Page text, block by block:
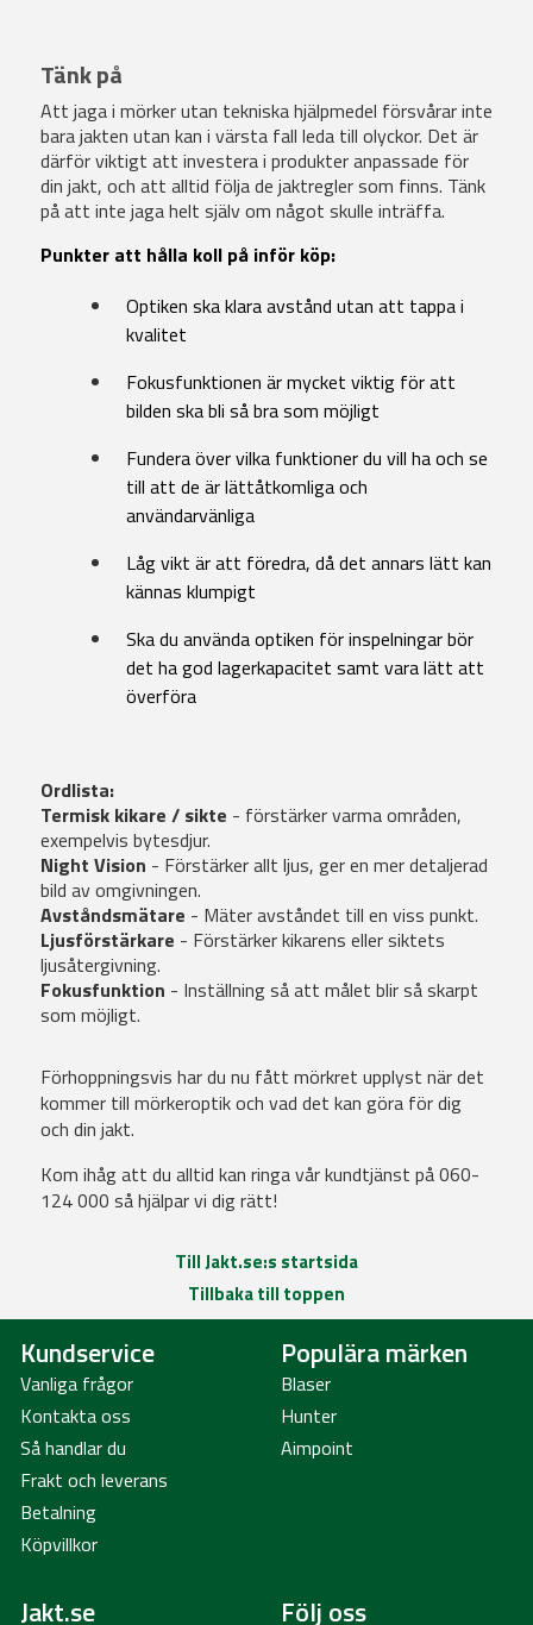
Tänk på
Att jaga i mörker utan tekniska hjälpmedel försvårar inte
bara jakten utan kan i värsta fall leda till olyckor. Det är
därför viktigt att investera i produkter anpassade för
din jakt, och att alltid följa de jaktregler som finns. Tänk
på att inte jaga helt själv om något skulle inträffa.
Punkter att hålla koll på inför köp:
Optiken ska klara avstånd utan att tappa i
kvalitet
Fokusfunktionen är mycket viktig för att
bilden ska bli så bra som möjligt
Fundera över vilka funktioner du vill ha och se
till att de är lättåtkomliga och
användarvänliga
Låg vikt är att föredra, då det annars lätt kan
kännas klumpigt
Ska du använda optiken för inspelningar bör
det ha god lagerkapacitet samt vara lätt att
överföra
Ordlista:
Termisk kikare / sikte - förstärker varma områden,
exempelvis bytesdjur.
Night Vision - Förstärker allt ljus, ger en mer detaljerad
bild av omgivningen.
Avståndsmätare - Mäter avståndet till en viss punkt.
Ljusförstärkare - Förstärker kikarens eller siktets
ljusåtergivning.
Fokusfunktion - Inställning så att målet blir så skarpt
som möjligt.
Förhoppningsvis har du nu fått mörkret upplyst när det
kommer till mörkeroptik och vad det kan göra för dig
och din jakt.
Kom ihåg att du alltid kan ringa vår kundtjänst på 060-
124 000 så hjälpar vi dig rätt!
Till Jakt.se:s startsida
Tillbaka till toppen
Kundservice
Vanliga frågor
Kontakta oss
Så handlar du
Frakt och leverans
Betalning
Köpvillkor
Populära märken
Blaser
Hunter
Aimpoint
Jakt.se Följ oss